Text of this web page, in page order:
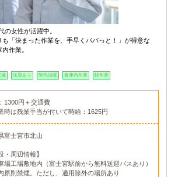
の女性が活躍中。
も「決まった作業を、手早くパパっと！」が得意な
作業。
備 送迎あり 50代活躍 倉庫内作業 軽作業
1300円＋交通費
時は残業手当が付いて時給：1625円
富士宮市北山
・周辺情報】
場工場敷地内（富士宮駅前から無料送迎バスあり）
原則禁煙。ただし、適用除外の場所あり